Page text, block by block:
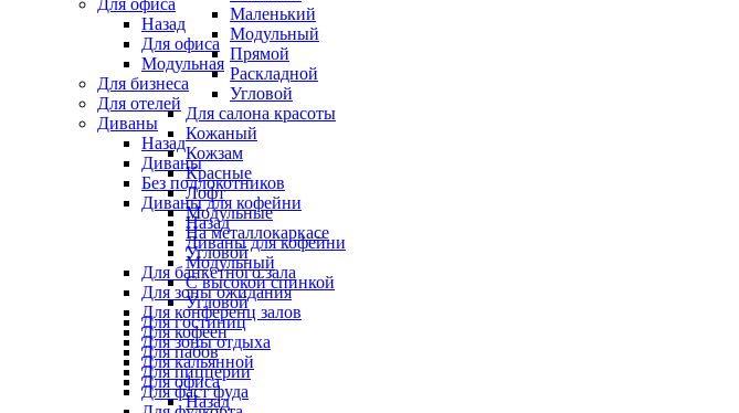
Маленький
Модульный
Прямой
Раскладной
Угловой
Для салона красоты
Кожаный
Кожзам
Красные
Лофт
Модульные
На металлокаркасе
Угловой
Для банкетного зала
Для зоны ожидания
Для конференц залов
Для кофеен
Для пабов
Для пиццерии
Для фаст фуда
Для офиса
Назад
Для офиса
Модульная
Для бизнеса
Для отелей
Диваны
Назад
Диваны
Без подлокотников
Диваны для кофейни
Назад
Диваны для кофейни
Модульный
С высокой спинкой
Угловой
Для гостиниц
Для зоны отдыха
Для кальянной
Для офиса
Назад